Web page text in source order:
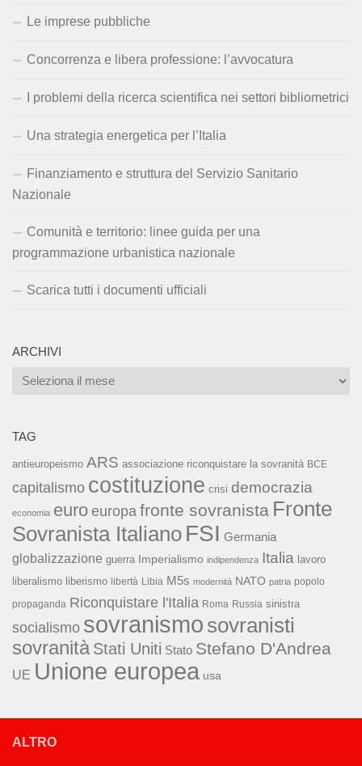
Le imprese pubbliche
Concorrenza e libera professione: l’avvocatura
I problemi della ricerca scientifica nei settori bibliometrici
Una strategia energetica per l’Italia
Finanziamento e struttura del Servizio Sanitario
Nazionale
Comunità e territorio: linee guida per una
programmazione urbanistica nazionale
Scarica tutti i documenti ufficiali
ARCHIVI
Archivi
TAG
antieuropeismo ARS associazione riconquistare la sovranità BCE
capitalismo costituzione crisi democrazia
economia euro europa fronte sovranista Fronte
Sovranista Italiano FSI Germania
globalizzazione guerra Imperialismo indipendenza Italia lavoro
liberalismo liberismo libertà Libia M5s modernità NATO patria popolo
propaganda Riconquistare l'Italia Roma Russia sinistra
socialismo sovranismo sovranisti
sovranità Stati Uniti Stato Stefano D'Andrea
UE Unione europea usa
ALTRO